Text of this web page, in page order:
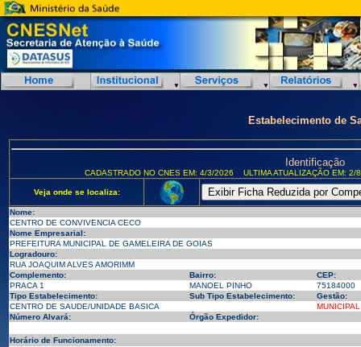
Estabelecimento de
Identificação
CADASTRADO NO CNES EM: 4/3/2026 ULTIMA ATUALIZAÇÃO EM:
Veja onde se localiza:
Nome:
CENTRO DE CONVIVENCIA CECO
Nome Empresarial:
PREFEITURA MUNICIPAL DE GAMELEIRA DE GOIAS
Logradouro:
RUA JOAQUIM ALVES AMORIMM
Complemento:
Bairro:
CEP:
PRACA 1
MANOEL PINHO
75184000
Tipo Estabelecimento:
Sub Tipo Estabelecimento:
Gestão:
CENTRO DE SAUDE/UNIDADE BASICA
MUNICIPAL
Número Alvará:
Órgão Expedidor:
Horário de Funcionamento: